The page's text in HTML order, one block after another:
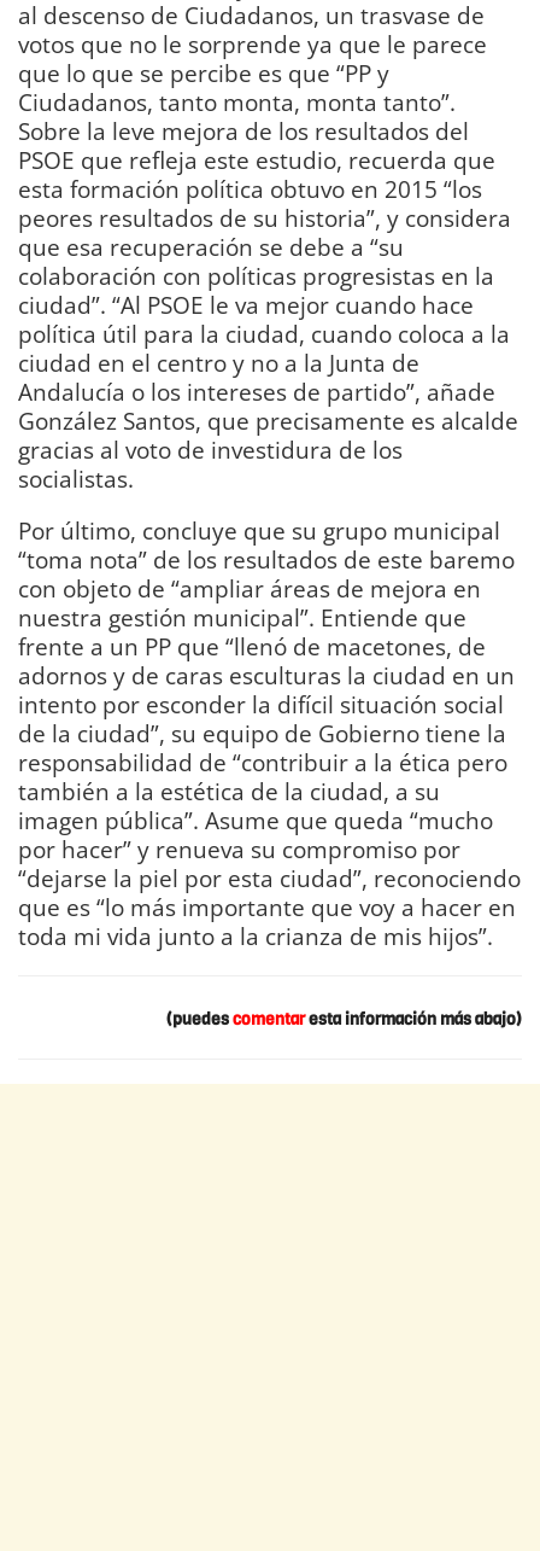
al descenso de Ciudadanos, un trasvase de
votos que no le sorprende ya que le parece
que lo que se percibe es que “PP y
Ciudadanos, tanto monta, monta tanto”.
Sobre la leve mejora de los resultados del
PSOE que refleja este estudio, recuerda que
esta formación política obtuvo en 2015 “los
peores resultados de su historia”, y considera
que esa recuperación se debe a “su
colaboración con políticas progresistas en la
ciudad”. “Al PSOE le va mejor cuando hace
política útil para la ciudad, cuando coloca a la
ciudad en el centro y no a la Junta de
Andalucía o los intereses de partido”, añade
González Santos, que precisamente es alcalde
gracias al voto de investidura de los
socialistas.
Por último, concluye que su grupo municipal
“toma nota” de los resultados de este baremo
con objeto de “ampliar áreas de mejora en
nuestra gestión municipal”. Entiende que
frente a un PP que “llenó de macetones, de
adornos y de caras esculturas la ciudad en un
intento por esconder la difícil situación social
de la ciudad”, su equipo de Gobierno tiene la
responsabilidad de “contribuir a la ética pero
también a la estética de la ciudad, a su
imagen pública”. Asume que queda “mucho
por hacer” y renueva su compromiso por
“dejarse la piel por esta ciudad”, reconociendo
que es “lo más importante que voy a hacer en
toda mi vida junto a la crianza de mis hijos”.
(puedescomentaresta información más abajo)